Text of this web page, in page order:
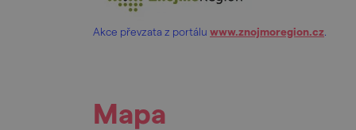
Akce převzata z portálu www.znojmoregion.cz
Mapa